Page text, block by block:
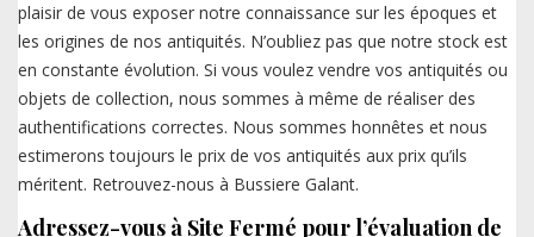
plaisir de vous exposer notre connaissance sur les époques et
les origines de nos antiquités. N’oubliez pas que notre stock est
en constante évolution. Si vous voulez vendre vos antiquités ou
objets de collection, nous sommes à même de réaliser des
authentifications correctes. Nous sommes honnêtes et nous
estimerons toujours le prix de vos antiquités aux prix qu’ils
méritent. Retrouvez-nous à Bussiere Galant.
Adressez-vous à Site Fermé pour l’évaluation de